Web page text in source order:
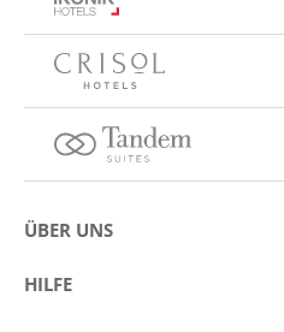
ÜBER UNS
Über Eurostars Hotel Company
HILFE